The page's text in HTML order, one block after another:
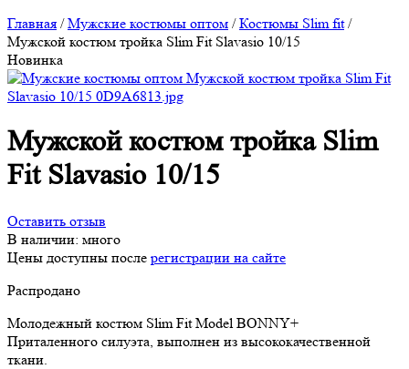
Главная /Мужские костюмы оптом /Костюмы Slim fit/
Мужской костюм тройка Slim Fit Slavasio 10/15
Новинка
Мужской костюм тройка Slim
Fit Slavasio 10/15
Оставить отзыв
В наличии: много
Цены доступны после регистрации на сайте
Распродано
Молодежный костюм Slim Fit Model BONNY+
Приталенного силуэта, выполнен из высококачественной
ткани.